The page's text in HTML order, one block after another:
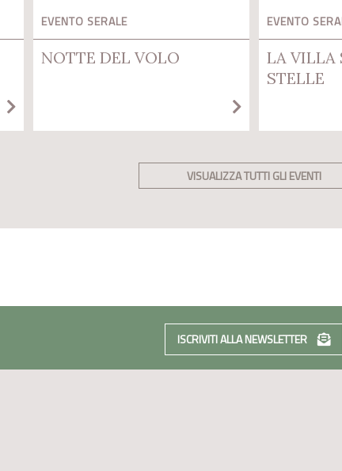
EVENTO SERALE
NOTTE DEL VOLO
EVENTO
LA VILLA
STELLE
VISUALIZZA TUTTI GLI EVENTI
ISCRIVITI ALLA NEWSLETTER